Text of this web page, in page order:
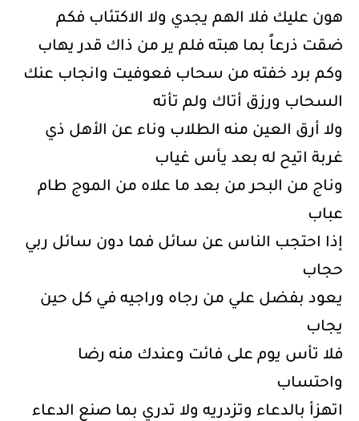
هون عليك فلا الهم يجدي ولا الاكتئاب فكم
ضقت ذرعاً بما هبته فلم ير من ذاك قدر يهاب
وكم برد خفته من سحاب فعوفيت وانجاب عنك
السحاب ورزق أتاك ولم تأته
ولا أرق العين منه الطلاب وناء عن الأهل ذي
غربة اتيح له بعد يأس غياب
وناج من البحر من بعد ما علاه من الموج طام
عباب
إذا احتجب الناس عن سائل فما دون سائل ربي
حجاب
يعود بفضل علي من رجاه وراجيه في كل حين
يجاب
فلا تأس يوم على فائت وعندك منه رضا
واحتساب
اتهزأ بالدعاء وتزدريه ولا تدري بما صنع الدعاء